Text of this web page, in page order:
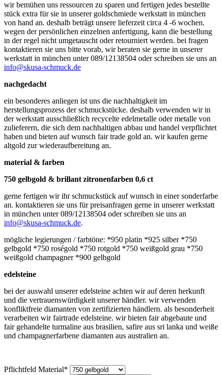
wir bemühen uns ressourcen zu sparen und fertigen jedes bestellte
stück extra für sie in unserer goldschmiede werkstatt in münchen
von hand an. deshalb beträgt unsere lieferzeit circa 4 -6 wochen.
wegen der persönlichen einzelnen anfertigung, kann die bestellung
in der regel nicht umgetauscht oder retourniert werden. bei fragen
kontaktieren sie uns bitte vorab, wir beraten sie gerne in unserer
werkstatt in münchen unter 089/12138504 oder schreiben sie uns an
info@skusa-schmuck.de
nachgedacht
ein besonderes anliegen ist uns die nachhaltigkeit im
herstellungsprozess der schmuckstücke. deshalb verwenden wir in
der werkstatt ausschließlich recycelte edelmetalle oder metalle von
zulieferern, die sich dem nachhaltigen abbau und handel verpflichtet
haben und bieten auf wunsch fair trade gold an. wir kaufen gerne
altgold zur wiederaufbereitung an.
material & farben
750 gelbgold & brillant zitronenfarben 0,6 ct
gerne fertigen wir ihr schmuckstück auf wunsch in einer sonderfarbe
an. kontaktieren sie uns für preisanfragen gerne in unserer werkstatt
in münchen unter 089/12138504 oder schreiben sie uns an
info@skusa-schmuck.de.
mögliche legierungen / farbtöne: *950 platin *925 silber *750
gelbgold *750 roségold *750 rotgold *750 weißgold grau *750
weißgold champagner *900 gelbgold
edelsteine
bei der auswahl unserer edelsteine achten wir auf deren herkunft
und die vertrauenswürdigkeit unserer händler. wir verwenden
konfliktfreie diamanten von zertifizierten händlern. als besonderheit
verarbeiten wir fairtrade edelsteine. wir bieten fair abgebaute und
fair gehandelte turmaline aus brasilien, safire aus sri lanka und weiße
und champagnerfarbene diamanten aus australien an.
Pflichtfeld Material*